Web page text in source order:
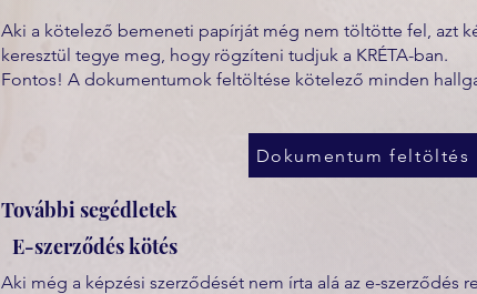
Aki a kötelező bemeneti papírját még nem töltötte fel, azt
keresztül tegye meg, hogy rögzíteni tudjuk a KRÉTA-ban.
Fontos! A dokumentumok feltöltése kötelező minden
Dokumentum feltöltés
További segédletek
E-szerződés kötés
Aki még a képzési szerződését nem írta alá az e-szerződés